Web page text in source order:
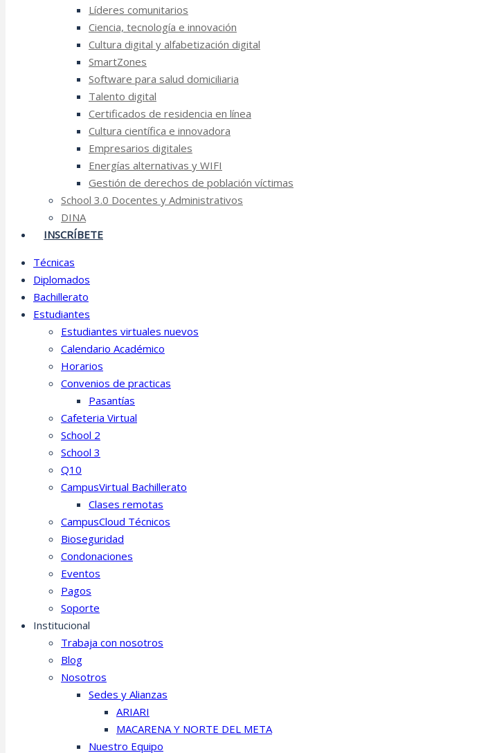
Líderes comunitarios
Ciencia, tecnología e innovación
Cultura digital y alfabetización digital
SmartZones
Software para salud domiciliaria
Talento digital
Certificados de residencia en línea
Cultura científica e innovadora
Empresarios digitales
Energías alternativas y WIFI
Gestión de derechos de población víctimas
School 3.0 Docentes y Administrativos
DINA
INSCRÍBETE
Técnicas
Diplomados
Bachillerato
Estudiantes
Estudiantes virtuales nuevos
Calendario Académico
Horarios
Convenios de practicas
Pasantías
Cafeteria Virtual
School 2
School 3
Q10
CampusVirtual Bachillerato
Clases remotas
CampusCloud Técnicos
Bioseguridad
Condonaciones
Eventos
Pagos
Soporte
Institucional
Trabaja con nosotros
Blog
Nosotros
Sedes y Alianzas
ARIARI
MACARENA Y NORTE DEL META
Nuestro Equipo